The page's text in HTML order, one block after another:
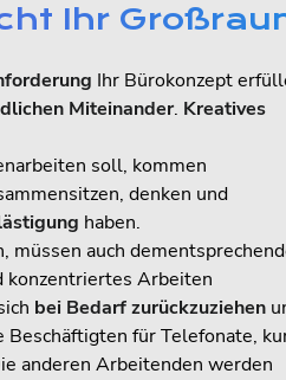
Ihr
Ihr Bürokonzept
Miteinander. Kreatives
soll, kommen
denken und
haben.
müssen auch
konzentriertes Arbeiten
bei Bedarf zurückzuziehen
Beschäftigten für Telefonate,
anderen Arbeitenden werden